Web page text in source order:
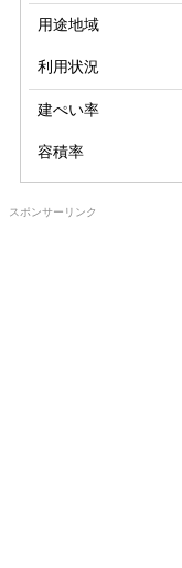
用途地域
利用状況
建ぺい率
容積率
スポンサーリンク